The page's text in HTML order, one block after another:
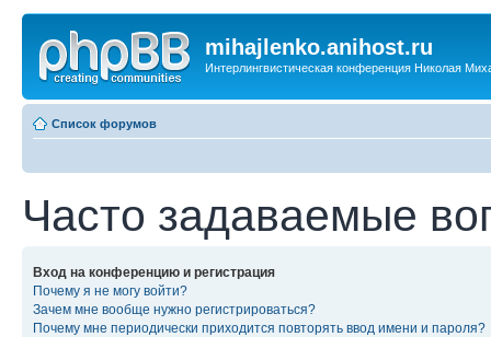
mihajlenko.anihost.ru
Интерлингвистическая конференция Николая
Список форумов
Часто задаваемые
Вход на конференцию и регистрация
Почему я не могу войти?
Зачем мне вообще нужно регистрироваться?
Почему мне периодически приходится повторять ввод имени и пароля?